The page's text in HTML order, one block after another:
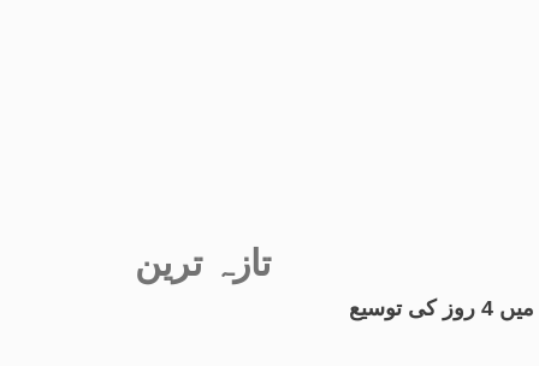
تازہ ترین